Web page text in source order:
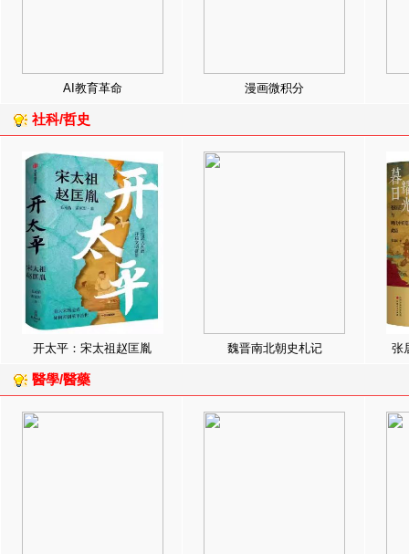
AI教育革命 漫画微积分
社科/哲史
开太平：宋太祖赵匡胤 魏晋南北朝史札记 张
醫學/醫藥